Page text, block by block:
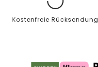
Kostenfreie Rücksendung